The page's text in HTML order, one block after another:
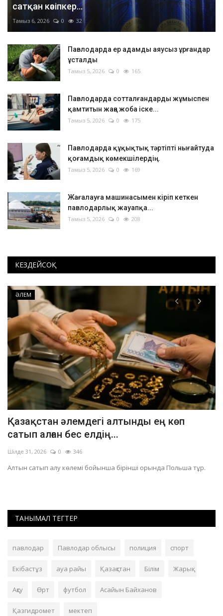
сатқан кәсіпкер...
Тамыз 6, 2026 0 32
Павлодарда ер адамды аяусыз ұрғандар
ұсталды
Тамыз 5, 2026 0 165
Павлодарда сотталғандарды жұмыспен
қамтитын жаңа жоба іске...
Тамыз 5, 2026 0 175
Павлодарда құқықтық тәртіпті нығайтуда
қоғамдық көмекшілердің...
Тамыз 5, 2026 0 169
Жағалауға машинасымен кіріп кеткен
павлодарлық жауапқа...
Тамыз 5, 2026 0 208
КЕЗДЕЙСОҚ
ӘЛЕМ
Қазақстан әлемдегі алтынды ең көп
сатып алған бес елдің...
Шілде 31, 2026 0 346
Алтын сатып алу көлемі бойынша бірінші орында Польша тұр.
ТАНЫМАЛ ТЕГТЕР
павлодар Павлодар облысы полиция спорт
Екібастұз ауа райы Қазақстан Білім Жарық
Ақсу Өрт футбол Асайын Байханов
Қазгидромет мектеп